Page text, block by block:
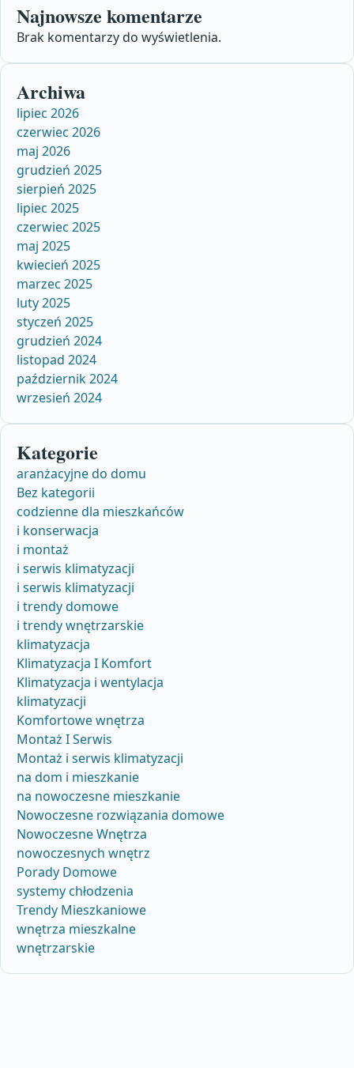
Najnowsze komentarze
Brak komentarzy do wyświetlenia.
Archiwa
lipiec 2026
czerwiec 2026
maj 2026
grudzień 2025
sierpień 2025
lipiec 2025
czerwiec 2025
maj 2025
kwiecień 2025
marzec 2025
luty 2025
styczeń 2025
grudzień 2024
listopad 2024
październik 2024
wrzesień 2024
Kategorie
aranżacyjne do domu
Bez kategorii
codzienne dla mieszkańców
i konserwacja
i montaż
i serwis klimatyzacji
i serwis klimatyzacji
i trendy domowe
i trendy wnętrzarskie
klimatyzacja
Klimatyzacja I Komfort
Klimatyzacja i wentylacja
klimatyzacji
Komfortowe wnętrza
Montaż I Serwis
Montaż i serwis klimatyzacji
na dom i mieszkanie
na nowoczesne mieszkanie
Nowoczesne rozwiązania domowe
Nowoczesne Wnętrza
nowoczesnych wnętrz
Porady Domowe
systemy chłodzenia
Trendy Mieszkaniowe
wnętrza mieszkalne
wnętrzarskie